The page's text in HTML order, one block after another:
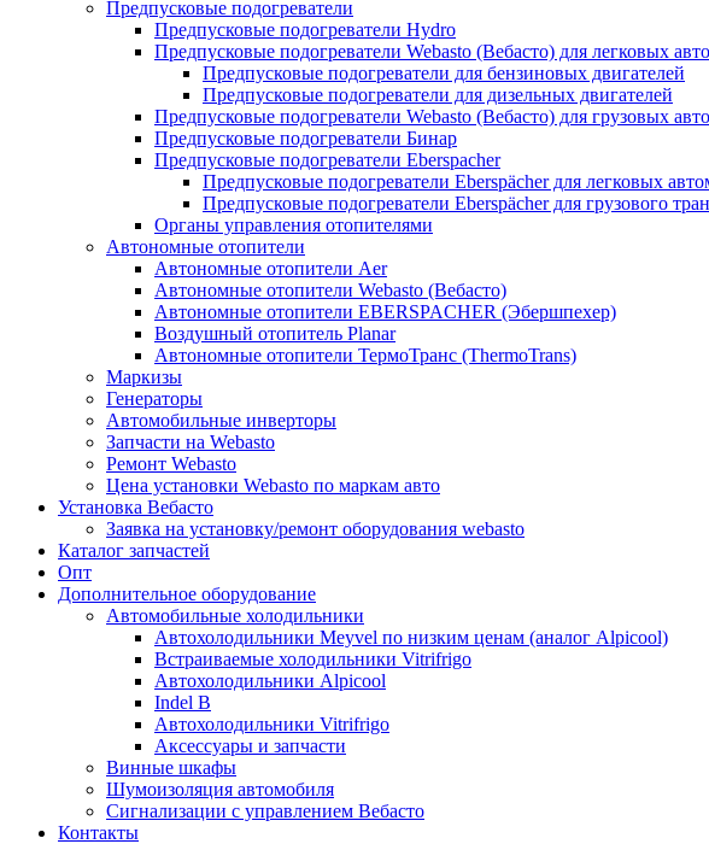
Предпусковые подогреватели
Предпусковые подогреватели Hydro
Предпусковые подогреватели Webasto (Вебасто) для легковых
Предпусковые подогреватели для бензиновых двигателей
Предпусковые подогреватели для дизельных двигателей
Предпусковые подогреватели Webasto (Вебасто) для грузовых
Предпусковые подогреватели Бинар
Предпусковые подогреватели Eberspacher
Предпусковые подогреватели Eberspächer для легковых
Предпусковые подогреватели Eberspächer для грузового
Органы управления отопителями
Автономные отопители
Автономные отопители Аer
Автономные отопители Webasto (Вебасто)
Автономные отопители EBERSPACHER (Эбершпехер)
Воздушный отопитель Planar
Автономные отопители ТермоТранс (ThermoTrans)
Маркизы
Генераторы
Автомобильные инверторы
Запчасти на Webasto
Ремонт Webasto
Цена установки Webasto по маркам авто
Установка Вебасто
Заявка на установку/ремонт оборудования webasto
Каталог запчастей
Опт
Дополнительное оборудование
Автомобильные холодильники
Автохолодильники Meyvel по низким ценам (аналог Alpicool)
Встраиваемые холодильники Vitrifrigo
Автохолодильники Alpicool
Indel B
Автохолодильники Vitrifrigo
Аксессуары и запчасти
Винные шкафы
Шумоизоляция автомобиля
Сигнализации с управлением Вебасто
Контакты